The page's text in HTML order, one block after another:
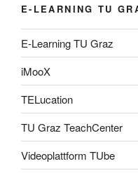
E-LEARNING TU
E-Learning TU Graz
iMooX
TELucation
TU Graz TeachCenter
Videoplattform TUbe